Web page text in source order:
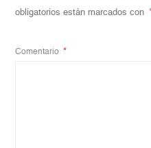
obligatorios están marcados con
Comentario *